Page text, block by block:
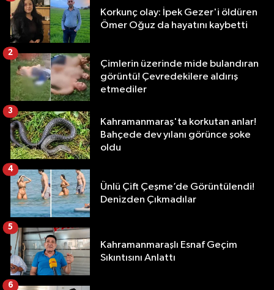
Korkunç olay: İpek Gezer'i öldüren
Ömer Oğuz da hayatını kaybetti
Çimlerin üzerinde mide bulandıran
görüntü! Çevredekilere aldırış
etmediler
2
Kahramanmaraş'ta korkutan anlar!
Bahçede dev yılanı görünce şoke
oldu
3
Ünlü Çift Çeşme’de Görüntülendi!
Denizden Çıkmadılar
4
Kahramanmaraşlı Esnaf Geçim
Sıkıntısını Anlattı
5
6